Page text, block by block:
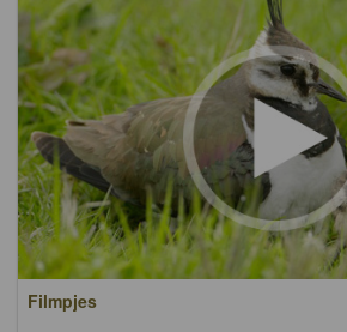
Filmpjes